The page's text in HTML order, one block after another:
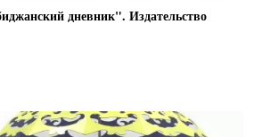
дневник". Издательство